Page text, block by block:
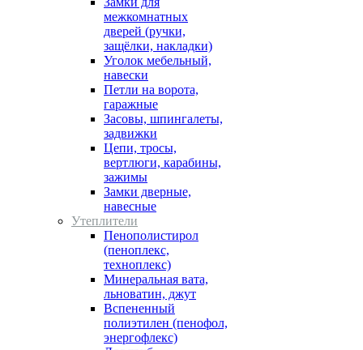
межкомнатных
дверей (ручки,
защёлки, накладки)
Уголок мебельный,
навески
Петли на ворота,
гаражные
Засовы, шпингалеты,
задвижки
Цепи, тросы,
вертлюги, карабины,
зажимы
Замки дверные,
навесные
Утеплители
Пенополистирол
(пеноплекс,
техноплекс)
Минеральная вата,
льноватин, джут
Вспененный
полиэтилен (пенофол,
энергофлекс)